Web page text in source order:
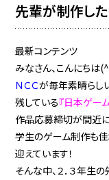
先輩が制作し
最新コンテンツ
みなさん、こんにちは
ＮＣＣが毎年素晴らし
残している『日本ゲー
作品応募締切が間近に
学生のゲーム制作も
迎えています！
そんな中、２．３年生